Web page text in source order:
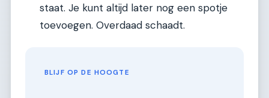
staat. Je kunt altijd later nog een spotje
toevoegen. Overdaad schaadt.
BLIJF OP DE HOOGTE